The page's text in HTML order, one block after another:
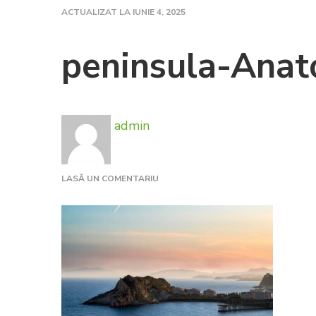
ACTUALIZAT LA IUNIE 4, 2025
peninsula-
admin
LASĂ UN COMENTARIU
ANATOLIA